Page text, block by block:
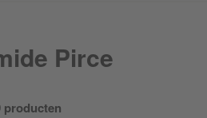
Pirce
producten